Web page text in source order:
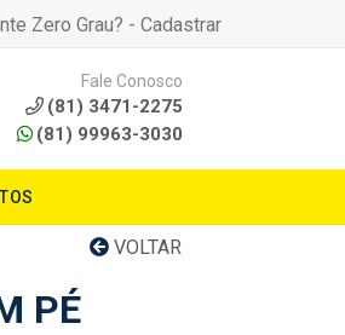
Zero Grau? - Cadastrar
Fale Conosco
(81) 3471-2275
(81) 99963-3030
VOLTAR
PÉ